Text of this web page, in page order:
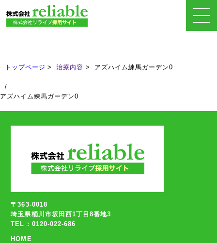
Treatment
トップページ 治療内容 アズハイム練馬ガーデン0
/
アズハイム練馬ガーデン0
〒363-0018
埼玉県桶川市坂田西1丁目8番地3
TEL : 0120-022-686
HOME